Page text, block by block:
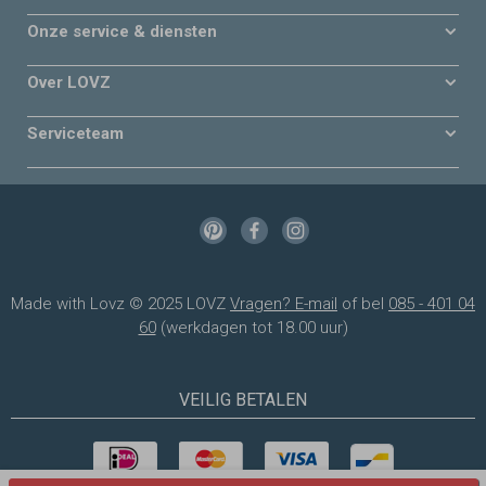
Onze service & diensten
Over LOVZ
Serviceteam
Made with Lovz © 2025 LOVZ Vragen? E-mail of bel 085 - 401 04
60(werkdagen tot 18.00 uur)
VEILIG BETALEN